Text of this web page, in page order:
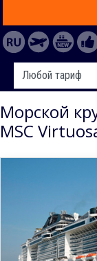
Морской
MSC